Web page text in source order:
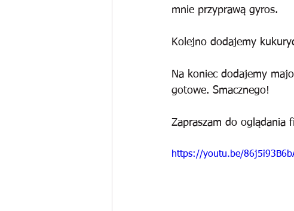
mnie przyprawą gyros.
Kolejno dodajemy
Na koniec dodajemy
gotowe. Smacznego!
Zapraszam do oglądania
https://youtu.be/